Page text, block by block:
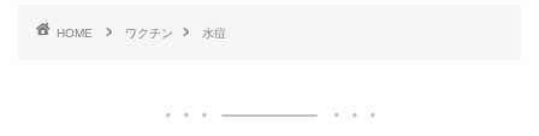
HOME ワクチン 水痘